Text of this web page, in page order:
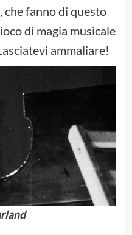
fanno di questo
di magia musicale
ammaliare!